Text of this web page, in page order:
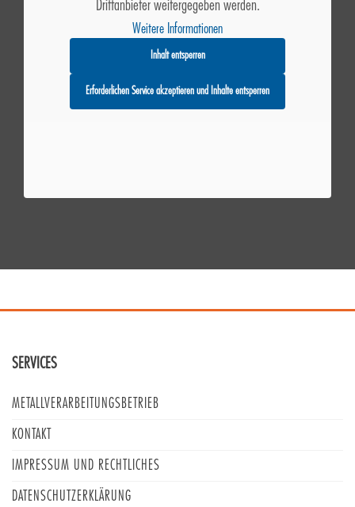
Drittanbieter weitergegeben werden.
Weitere Informationen
Inhalt entsperren
Erforderlichen Service akzeptieren und Inhalte entsperren
SERVICES
METALLVERARBEITUNGSBETRIEB
KONTAKT
IMPRESSUM UND RECHTLICHES
DATENSCHUTZERKLÄRUNG